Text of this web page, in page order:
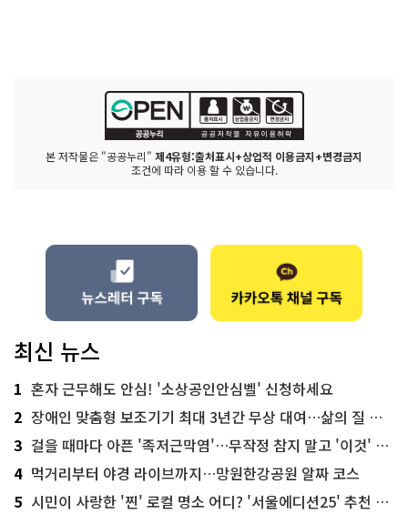
본 저작물은 "공공누리" 제4유형:출처표시+상업적 이용금지+변경금지
조건에 따라 이용 할 수 있습니다.
최신 뉴스
1 혼자 근무해도 안심! '소상공인안심벨' 신청하세요
2 장애인 맞춤형 보조기기 최대 3년간 무상 대여…삶의 질 높인다
3 걸을 때마다 아픈 '족저근막염'…무작정 참지 말고 '이것' 해보세요!
4 먹거리부터 야경 라이브까지…망원한강공원 알짜 코스
5 시민이 사랑한 '찐' 로컬 명소 어디? '서울에디션25' 추천 코스